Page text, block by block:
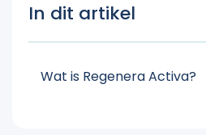
In dit artikel
Wat is Regenera Activa?